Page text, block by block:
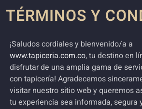
TÉRMINOS Y
¡Saludos cordiales y bienvenido/a a
www.tapiceria.com.co, tu destino en
disfrutar de una amplia gama de
con tapicería! Agradecemos
visitar nuestro sitio web y queremos
tu experiencia sea informada, segura